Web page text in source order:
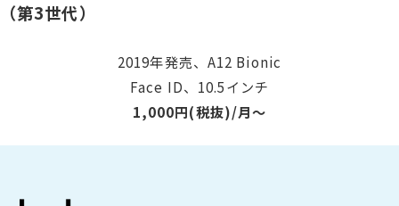
（第3世代）
2019年発売、A12 Bionic
Face ID、10.5インチ
1,000円(税抜)/月〜